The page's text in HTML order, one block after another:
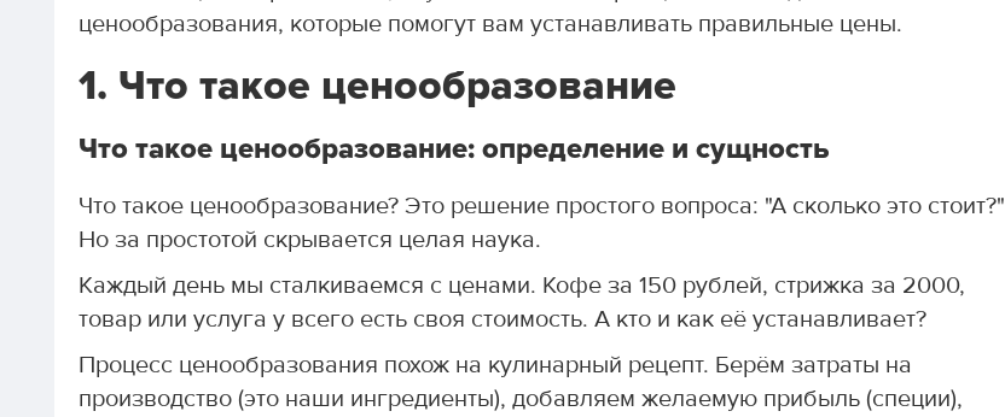
ценообразования, которые помогут вам устанавливать правильные цены.
1. Что такое ценообразование
Что такое ценообразование: определение и сущность
Что такое ценообразование? Это решение простого вопроса: "А сколько это стоит?"
Но за простотой скрывается целая наука.
Каждый день мы сталкиваемся с ценами. Кофе за 150 рублей, стрижка за 2000,
товар или услуга у всего есть своя стоимость. А кто и как её устанавливает?
Процесс ценообразования похож на кулинарный рецепт. Берём затраты на
производство (это наши ингредиенты), добавляем желаемую прибыль (специи),